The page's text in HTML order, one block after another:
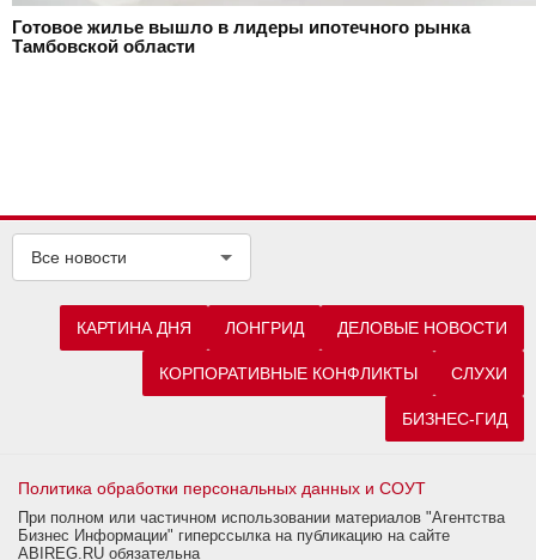
Готовое жилье вышло в лидеры ипотечного рынка
Тамбовской области
Все новости
КАРТИНА ДНЯ ЛОНГРИД ДЕЛОВЫЕ НОВОСТИ
КОРПОРАТИВНЫЕ КОНФЛИКТЫ СЛУХИ
БИЗНЕС-ГИД
Политика обработки персональных данных и СОУТ
При полном или частичном использовании материалов "Агентства
Бизнес Информации" гиперссылка на публикацию на сайте
ABIREG.RU обязательна